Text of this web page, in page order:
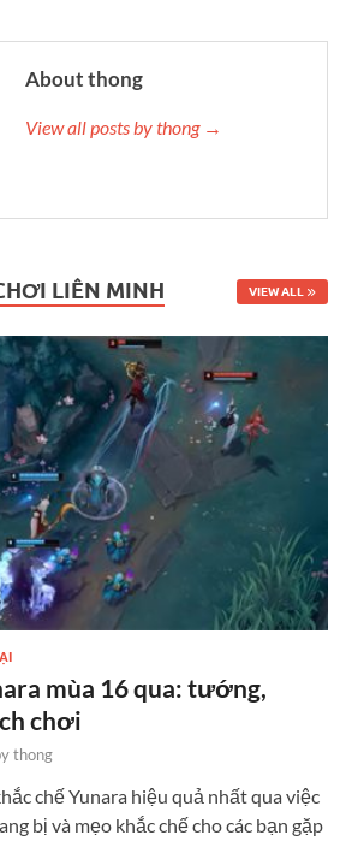
About thong
View all posts by thong →
LIÊN MINH VIEW ALL
mùa 16 qua: tướng,
chơi
thong
chế Yunara hiệu quả nhất qua việc
bị và mẹo khắc chế cho các bạn gặp